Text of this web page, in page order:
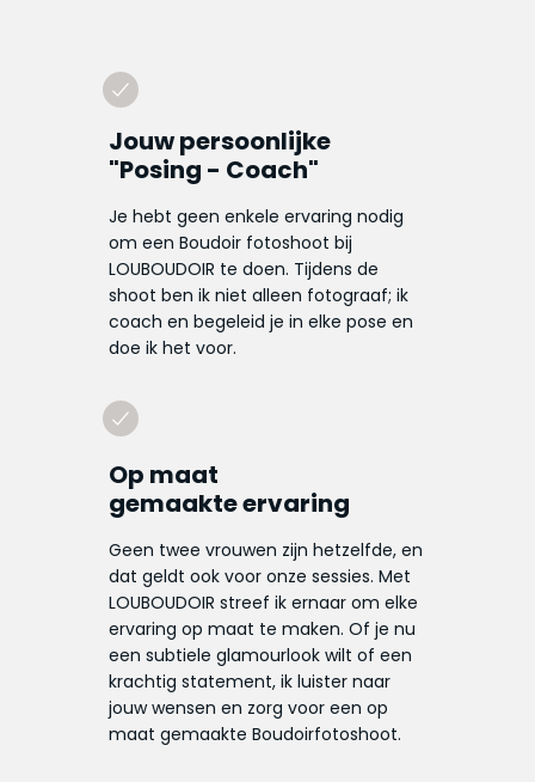
Jouw persoonlijke
"Posing - Coach"
Je hebt geen enkele ervaring nodig
om een Boudoir fotoshoot bij
LOUBOUDOIR te doen. Tijdens de
shoot ben ik niet alleen fotograaf; ik
coach en begeleid je in elke pose en
doe ik het voor.
Op maat
gemaakte ervaring
Geen twee vrouwen zijn hetzelfde, en
dat geldt ook voor onze sessies. Met
LOUBOUDOIR streef ik ernaar om elke
ervaring op maat te maken. Of je nu
een subtiele glamourlook wilt of een
krachtig statement, ik luister naar
jouw wensen en zorg voor een op
maat gemaakte Boudoirfotoshoot.